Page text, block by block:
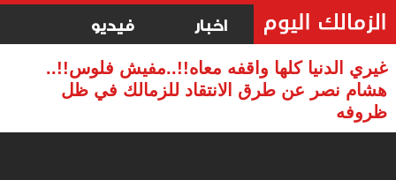
اخبار فيديو
غيري الدنيا كلها واقفه معاه!!..مفيش فلوس!!..
هشام نصر عن طرق الانتقاد للزمالك في ظل
ظروفه